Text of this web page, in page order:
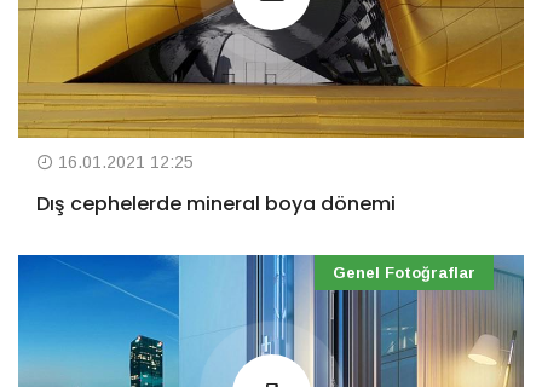
16.01.2021 12:25
Dış cephelerde mineral boya dönemi
Genel Fotoğraflar